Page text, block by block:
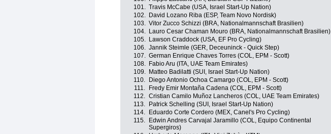
101. Travis McCabe (USA, Israel Start-Up Nation)
102.
David Lozano Riba (ESP, Team Novo Nordisk)
103. Vitor Zucco Schizzi (BRA, Nationalmannschaft Brasilien)
104.
Lauro Cesar Chaman Mouro (BRA, Nationalmannschaft Brasilien)
105.
Lawson Craddock (USA, EF Pro Cycling)
106. Jannik Steimle (GER, Deceuninck - Quick Step)
107. German Enrique Chaves Torres (COL, EPM - Scott)
108.
Fabio Aru (ITA, UAE Team Emirates)
109.
Matteo Badilatti (SUI, Israel Start-Up Nation)
110.
Diego Antonio Ochoa Camargo (COL, EPM - Scott)
111.
Fredy Emir Montaña Cadena (COL, EPM - Scott)
112. Cristian Camilo Muñoz Lancheros (COL, UAE Team Emirates)
113.
Patrick Schelling (SUI, Israel Start-Up Nation)
114.
Eduardo Corte Cordero (MEX, Canel's Pro Cycling)
115.
Edwin Andres Carvajal Jaramillo (COL, Equipo Continental
Supergiros)